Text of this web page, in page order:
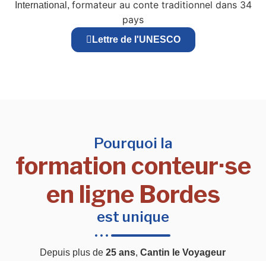
International, formateur au conte traditionnel dans 34
pays
Lettre de l'UNESCO
Pourquoi la
formation conteur·se
en ligne Bordes
est unique
Depuis plus de25 ans,Cantin le Voyageur